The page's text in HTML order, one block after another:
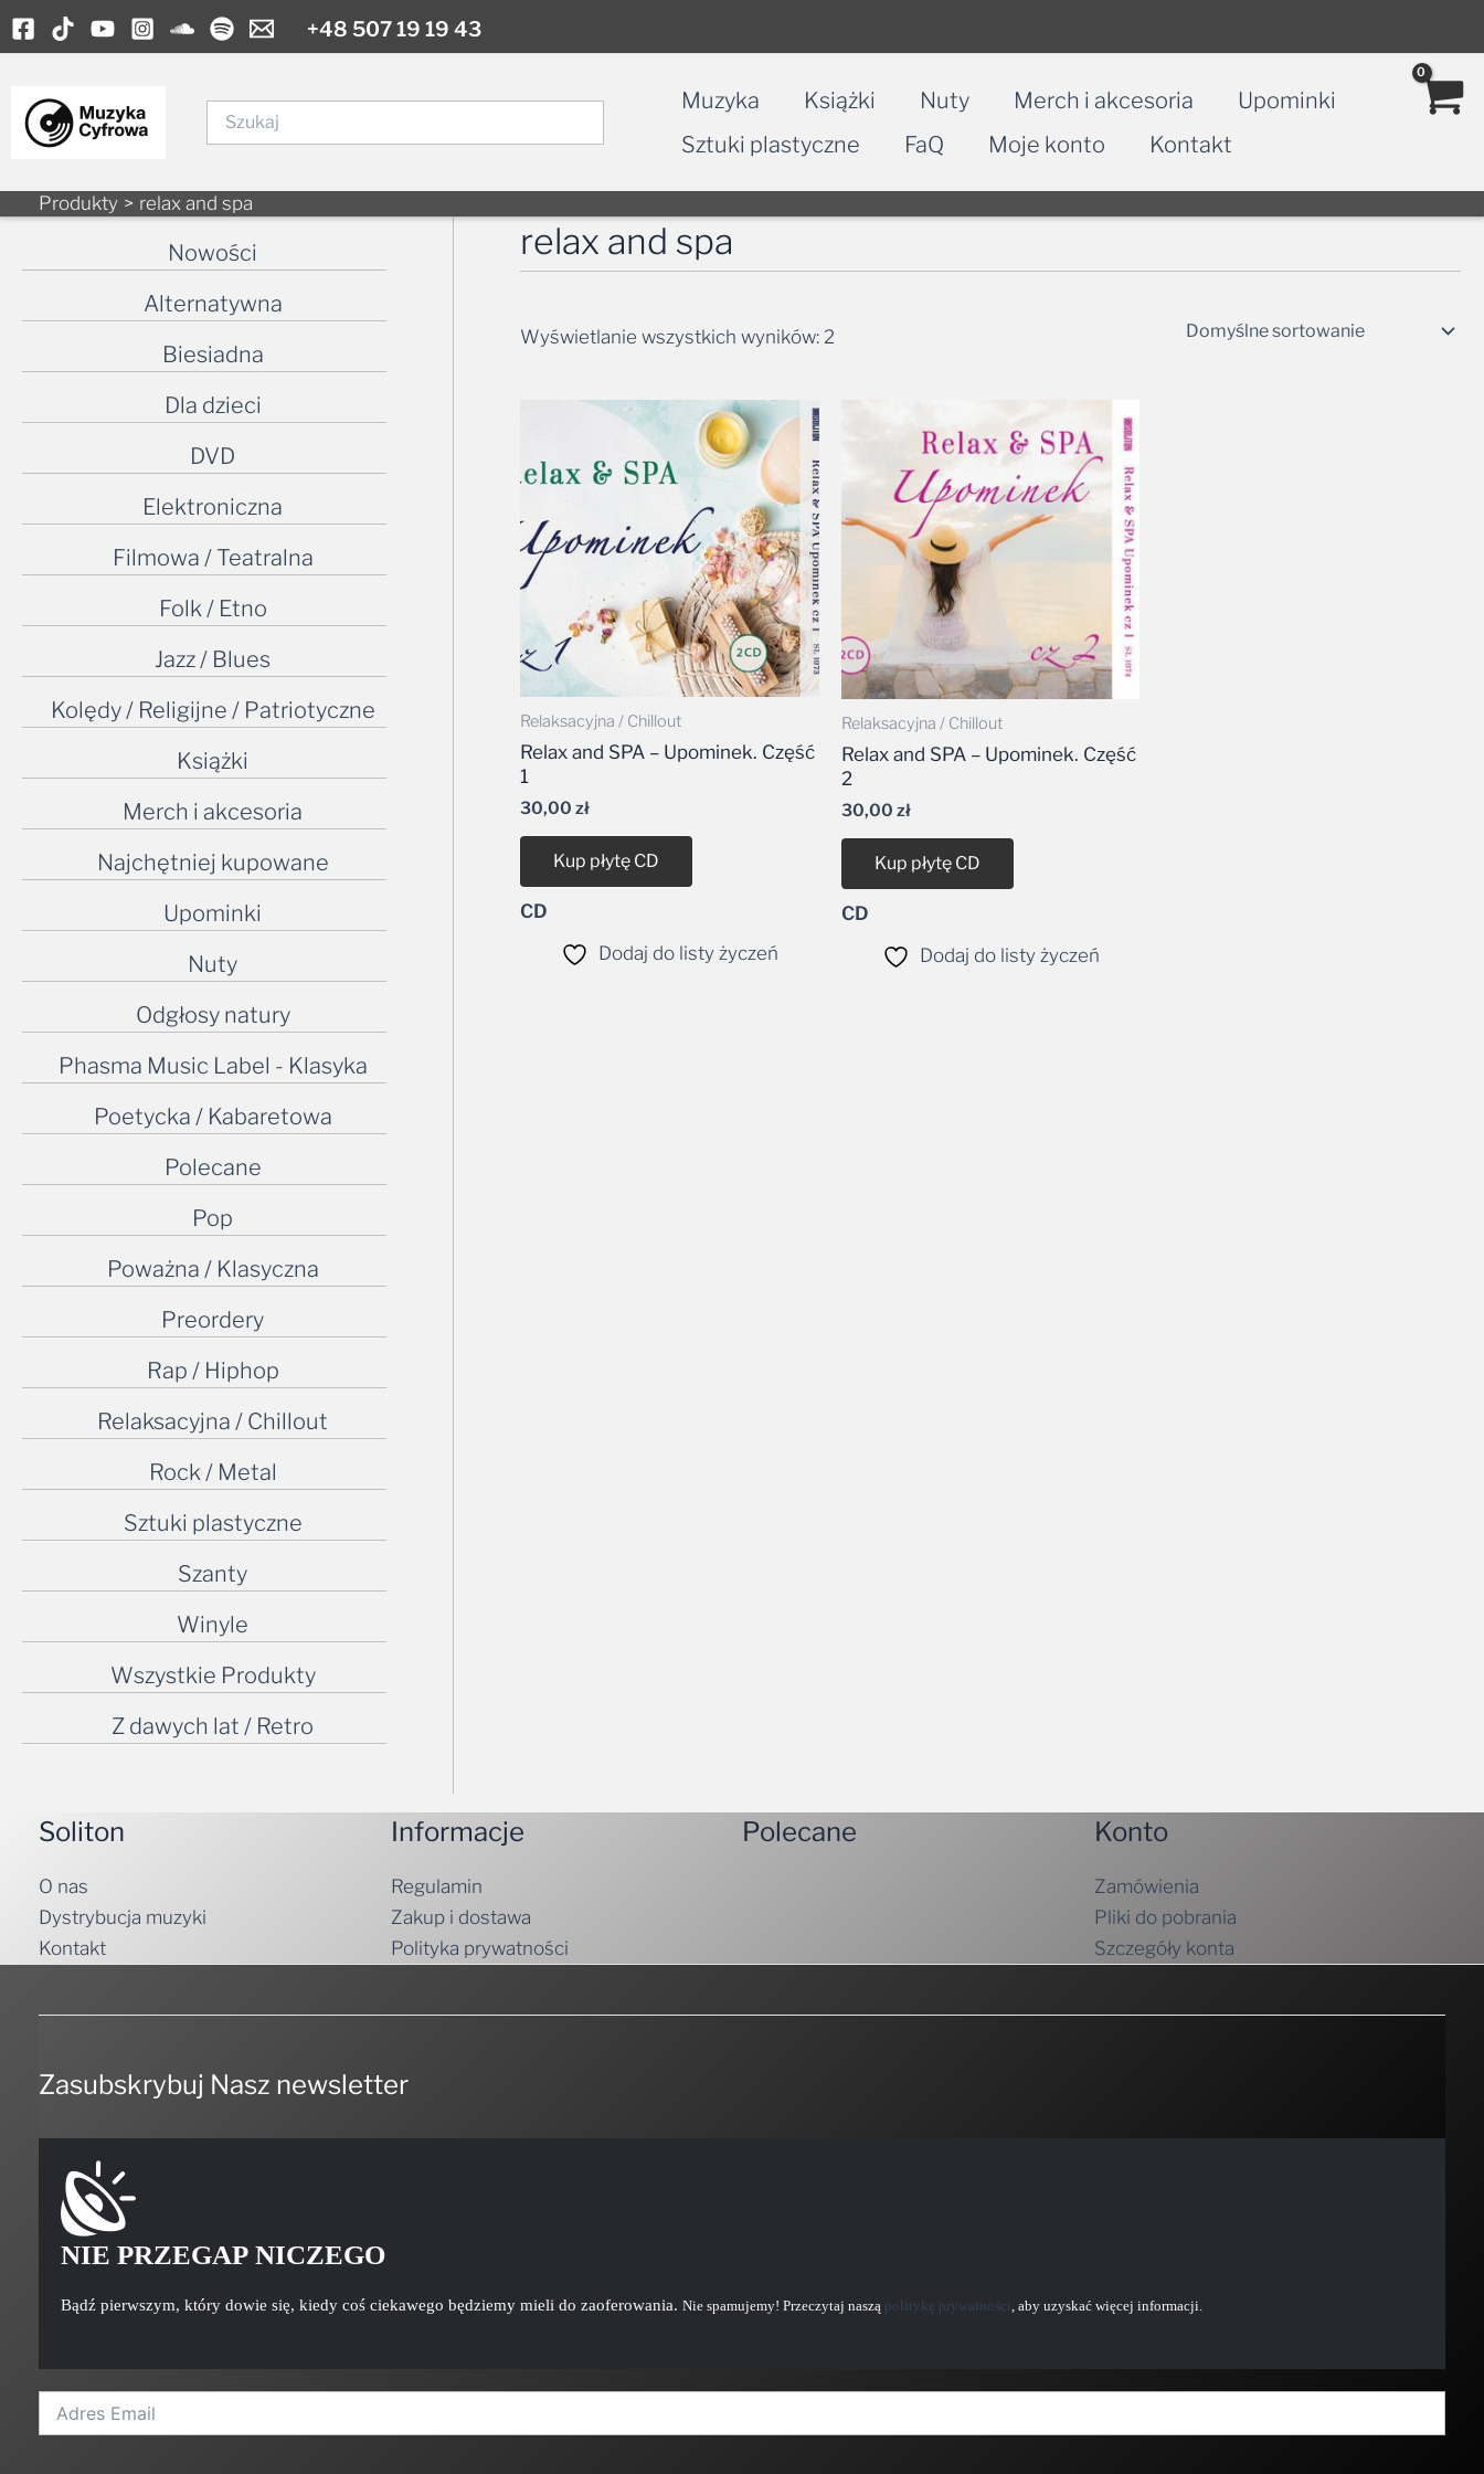
Skip
to
+48 507 19 19 43
Muzyka Książki Nuty Merch i akcesoria
Upominki
Sztuki plastyczne
FaQ Moje konto Kontakt
Produkty relax and spa
Nowości
Alternatywna
Biesiadna
Dla dzieci
DVD
Elektroniczna
Filmowa / Teatralna
Folk / Etno
Jazz / Blues
Kolędy / Religijne / Patriotyczne
Książki
Merch i akcesoria
Najchętniej kupowane
Upominki
Nuty
Odgłosy natury
Phasma Music Label - Klasyka
Poetycka / Kabaretowa
Polecane
Pop
Poważna / Klasyczna
Preordery
Rap / Hiphop
Relaksacyjna / Chillout
Rock / Metal
Sztuki plastyczne
Szanty
Winyle
Wszystkie Produkty
Z dawych lat / Retro
relax and spa
Wyświetlanie wszystkich wyników: 2
Relaksacyjna / Chillout
Relax and SPA – Upominek. Część
1
30,00zł
Kup płytę CD
CD
Dodaj do listy życzeń
Relaksacyjna / Chillout
Relax and SPA – Upominek. Część
2
30,00 zł
Kup płytę CD
CD
Dodaj do listy życzeń
Soliton
O nas
Dystrybucja muzyki
Kontakt
Informacje
Regulamin
Zakup i dostawa
Polityka prywatności
Polecane Konto
Zamówienia
Pliki do pobrania
Szczegóły konta
Zasubskrybuj Nasz newsletter
NIE PRZEGAP NICZEGO
Bądź pierwszym, który dowie się, kiedy coś ciekawego będziemy mieli do zaoferowania. Nie spamujemy! Przeczytaj naszą politykę prywatności, aby uzyskać więcej informacji.